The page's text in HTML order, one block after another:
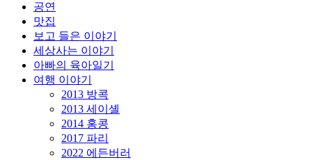
공연
맛집
보고 들은 이야기
세상사는 이야기
아빠의 육아일기
여행 이야기
2013 방콕
2013 세이셸
2014 홍콩
2017 파리
2022 에든버러